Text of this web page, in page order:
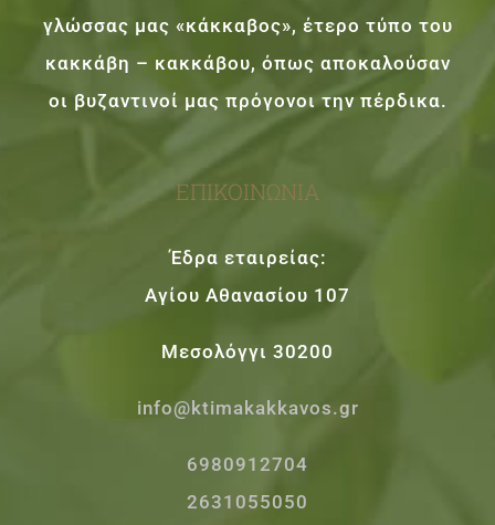
γλώσσας μας «κάκκαβος», έτερο τύπο του
κακκάβη – κακκάβου, όπως αποκαλούσαν
οι βυζαντινοί μας πρόγονοι την πέρδικα.
ΕΠΙΚΟΙΝΩΝΊΑ
Έδρα εταιρείας:
Αγίου Αθανασίου 107
Μεσολόγγι 30200
info@ktimakakkavos.gr
6980912704
2631055050